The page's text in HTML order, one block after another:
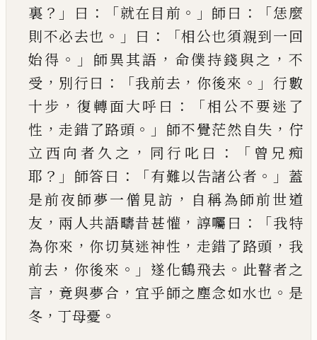
裏 ？」 曰 ：「就在目前 。」 師曰 ：「恁麼
則不必去也 。」 曰 ：「相公也須親到一回
始得 。」 師異其語 ， 命僕持錢與之 ， 不
受 ， 別行曰 ：「我前去 ， 你後來 。」 行數
十步 ， 復轉面大呼曰 ：「相公不要迷了
性 ，走錯了路頭 。」 師不覺茫然自失 ， 佇
立西向者久之 ， 同行 叱曰 ：「 曾兄痴
耶 ？」 師答曰 ：「有難以告諸公者 。」 蓋
是前夜師夢一僧見訪 ， 自稱為師前世道
友 ，兩人共語疇昔甚懽 ， 諄囑曰 ：「我特
為你來 ， 你切莫迷神性 ， 走錯了路頭 ， 我
前去 ， 你後來 。」 遂化鶴飛去 。 此瞽者之
言 ， 竟與夢合 ， 宜乎師之塵念如水也 。 是
冬 ， 丁母憂 。